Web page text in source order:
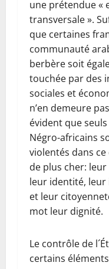
une prétendue «
transversale ».
que certaines
communauté
berbère soit
touchée par des
sociales et
n’en demeure
évident que seuls
Négro-africains
violentés dans ce
de plus cher:
leur identité,
et leur
mot leur dignité.
Le contrôle de
certains